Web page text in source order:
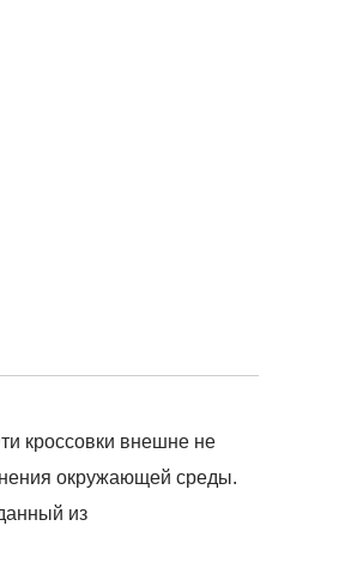
кроссовки внешне не
окружающей среды.
из